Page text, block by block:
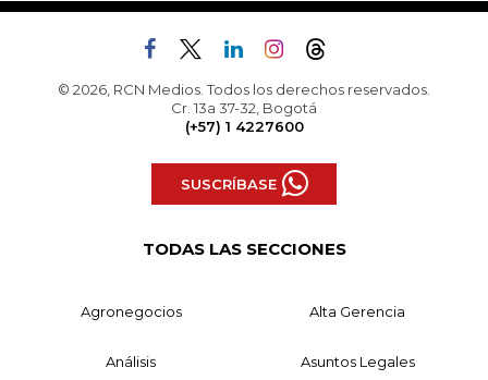
© 2026, RCN Medios. Todos los derechos reservados.
Cr. 13a 37-32, Bogotá
(+57) 1 4227600
SUSCRÍBASE
TODAS LAS SECCIONES
Agronegocios Alta Gerencia
Análisis Asuntos Legales